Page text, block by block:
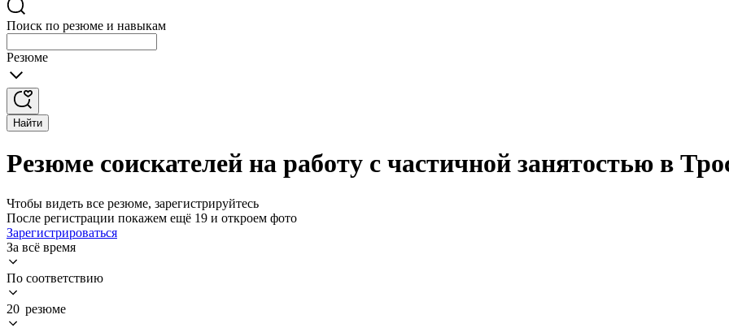
Поиск по резюме и навыкам
Резюме
Найти
Резюме соискателей на работу с частичной занятостью в
Чтобы видеть все резюме, зарегистрируйтесь
После регистрации покажем ещё 19 и откроем фото
Зарегистрироваться
За всё время
По соответствию
20 резюме